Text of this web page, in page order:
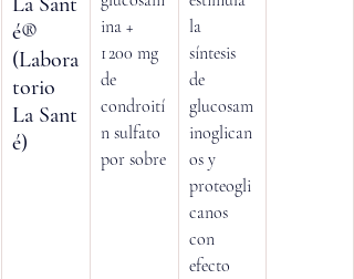
é®
(Labora
torio
La Sant
é)
ina +
1 200 mg
de
condroití
n sulfato
por sobre
la
síntesis
de
glucosam
inoglican
os y
proteogli
canos
con
efecto